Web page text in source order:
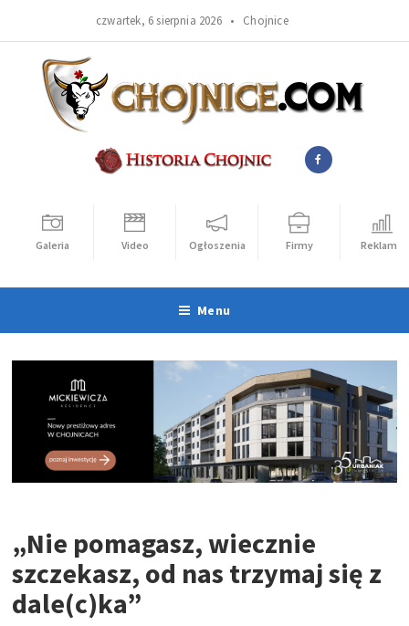
czwartek, 6 sierpnia 2026 • Chojnice
Galeria Video Ogłoszenia Firmy Reklama
Menu
„Nie pomagasz, wiecznie
szczekasz, od nas trzymaj się z
dale(c)ka”